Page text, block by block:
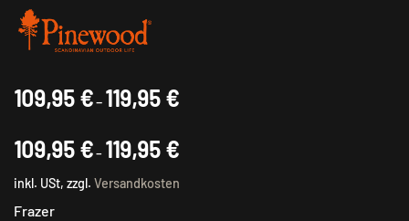
109,95 €– 119,95 €
109,95 €– 119,95 €
inkl. USt, zzgl. Versandkosten
Frazer